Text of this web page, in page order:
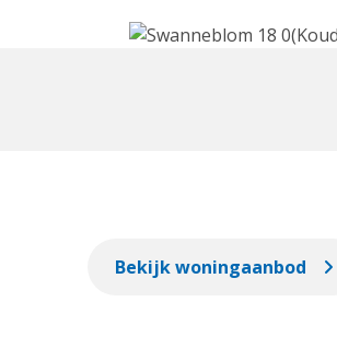
Bekijk woningaanbod